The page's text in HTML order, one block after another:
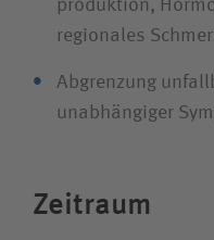
produktion,
regionales
Abgrenzung
unabhängiger
Zeitraum